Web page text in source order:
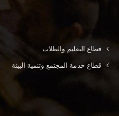
قطاع التعليم والطلاب
قطاع خدمة المجتمع وتنمية البيئة